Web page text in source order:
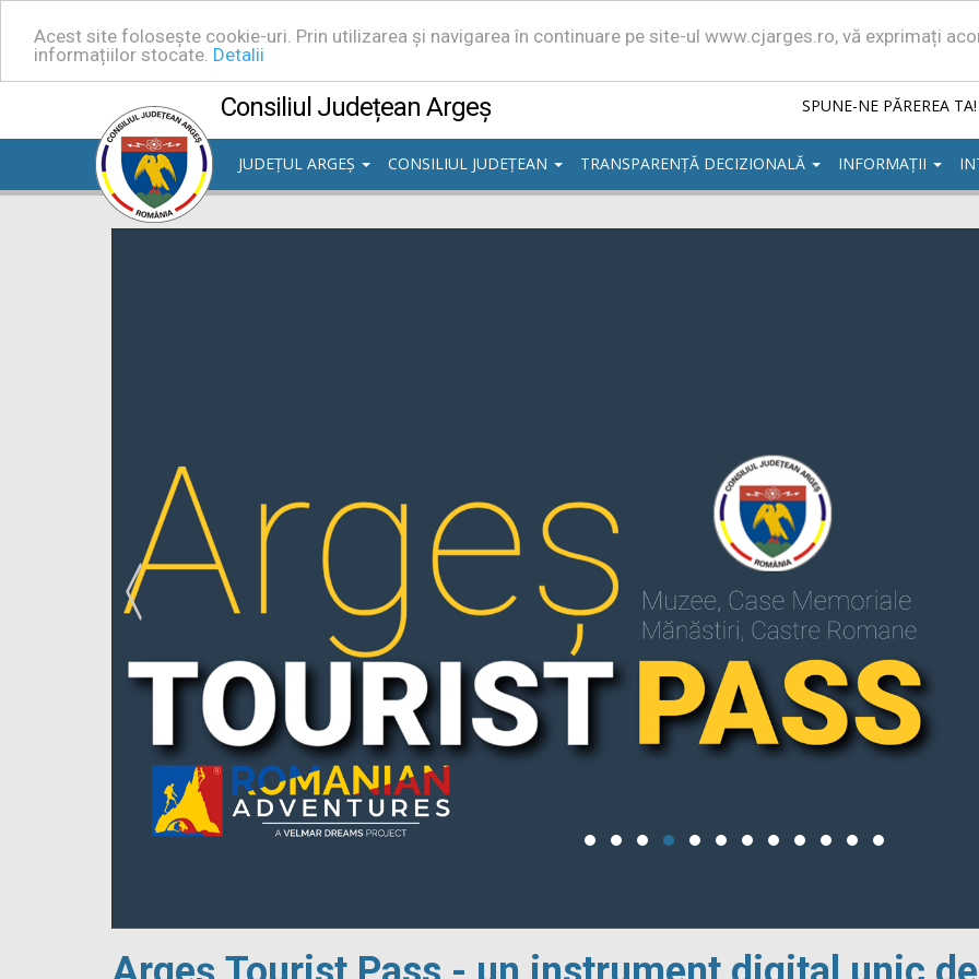
Acest site folosește cookie-uri. Prin utilizarea și navigarea în continuare pe site-ul www.cjarges.ro, vă exprimați
informațiilor stocate. Detalii
Consiliul Județean Argeș SPUNE-NE PĂREREA TA!
JUDEȚUL ARGEȘ
CONSILIUL JUDEȚEAN TRANSPARENȚĂ DECIZIONALĂ INFORMAȚII